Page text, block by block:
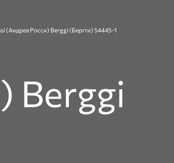
(Андреа Росси) Berggi (Бергги) 54445-1
Berggi